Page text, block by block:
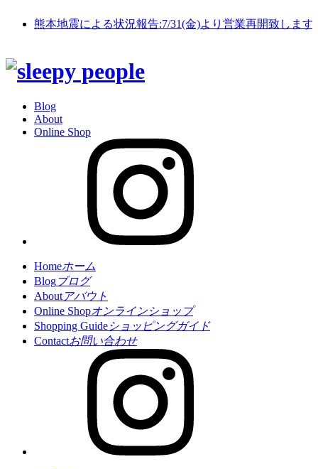
熊本地震による状況報告:7/31(金)より営業再開致します
Blog
About
Online Shop
Homeホーム
Blogブログ
About アバウト
Online Shopオンラインショップ
Shopping Guideショッピングガイド
Contactお問い合わせ